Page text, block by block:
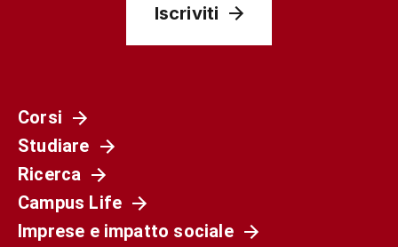
Iscriviti
Corsi
Studiare
Ricerca
Campus Life
Imprese e impatto sociale